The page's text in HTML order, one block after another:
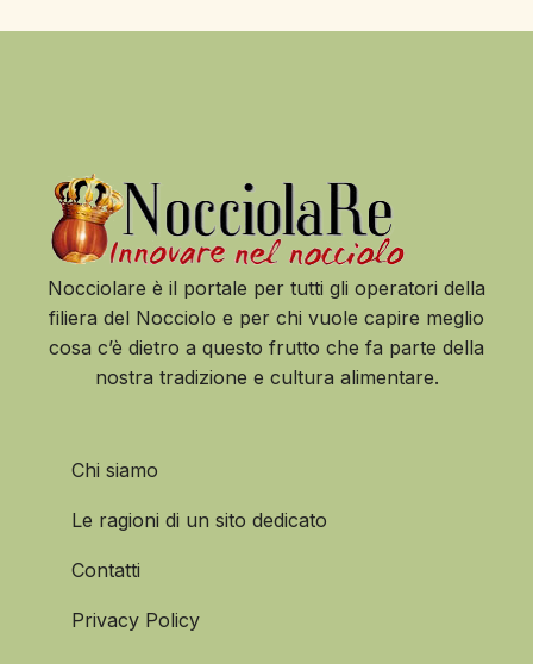
Nocciolare è il portale per tutti gli operatori della
filiera del Nocciolo e per chi vuole capire meglio
cosa c’è dietro a questo frutto che fa parte della
nostra tradizione e cultura alimentare.
Chi siamo
Le ragioni di un sito dedicato
Contatti
Privacy Policy